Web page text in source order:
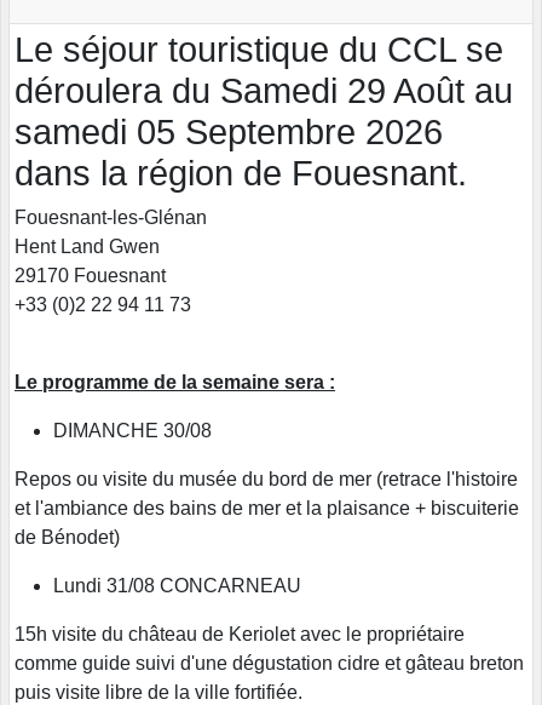
Le séjour touristique du CCL se
déroulera du Samedi 29 Août au
samedi 05 Septembre 2026
dans la région de Fouesnant.
Fouesnant-les-Glénan
Hent Land Gwen
29170 Fouesnant
+33 (0)2 22 94 11 73
Le programme de la semaine sera :
DIMANCHE 30/08
Repos ou visite du musée du bord de mer (retrace l'histoire
et l'ambiance des bains de mer et la plaisance + biscuiterie
de Bénodet)
Lundi 31/08 CONCARNEAU
15h visite du château de Keriolet avec le propriétaire
comme guide suivi d'une dégustation cidre et gâteau breton
puis visite libre de la ville fortifiée.